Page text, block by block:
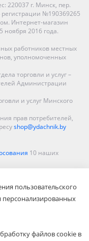
220037 г. Минск, пер.
регистрации №190369265
Интернет-магазин
ноября 2016 года.
работников местных
уполномоченных
торговли и услуг –
Администрации
и услуг Минского
прав потребителей,
shop@ydachnik.by
10 наших
Молодечно,
в интернет-магазине
пользовательского
персонализированных
файлов cookie в